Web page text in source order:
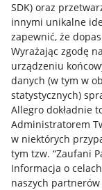
SDK) oraz
innymi unikalne
zapewnić, że
Wyrażając zgodę
urządzeniu
danych (w tym w
statystycznych)
Allegro dokładnie
Administratorem
w niektórych
tym tzw. “Zaufani
Informacja o
naszych
Nawigacja
Przydatne